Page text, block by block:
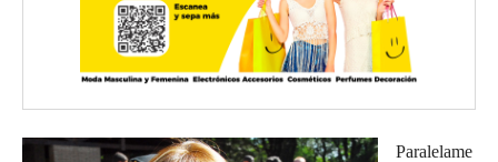
Paralelame